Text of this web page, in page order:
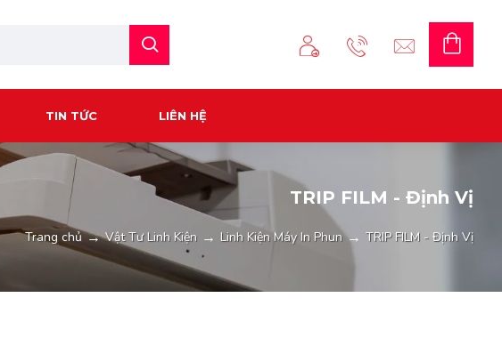
TIN TỨC LIÊN HỆ
Trang chủ Vật Tư Linh Kiện Linh Kiện Máy In Phun TRIP FILM - Định Vị
TRIP FILM - Định Vị